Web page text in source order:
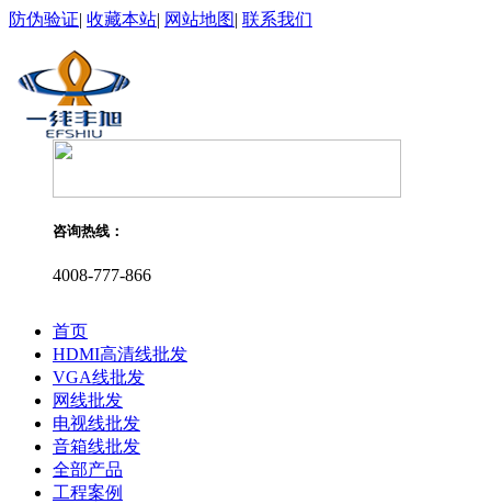
防伪验证| 收藏本站| 网站地图| 联系我们
咨询热线：
4008-777-866
首页
HDMI高清线批发
VGA线批发
网线批发
电视线批发
音箱线批发
全部产品
工程案例